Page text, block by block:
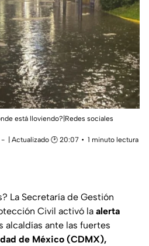
está lloviendo?|Redes sociales
| Actualizado 🕑 20:07
1 minuto lectura
La Secretaría de Gestión
Civil activó la alerta
alcaldías ante las fuertes
de México (CDMX),